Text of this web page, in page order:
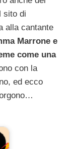
sito di
alla cantante
Marrone e
come una
con la
ed ecco